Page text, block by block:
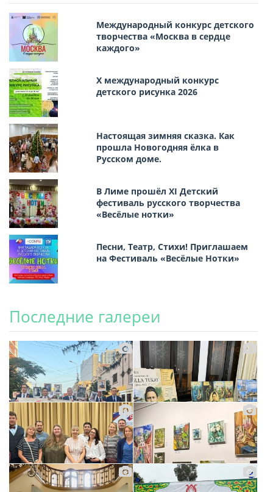
Международный конкурс детского
творчества «Москва в сердце
каждого»
Х международный конкурс
детского рисунка 2026
Настоящая зимняя сказка. Как
прошла Новогодняя ёлка в
Русском доме.
В Лиме прошёл XI Детский
фестиваль русского творчества
«Весёлые нотки»
Песни, Театр, Стихи! Приглашаем
на Фестиваль «Весёлые Нотки»
Последние галереи